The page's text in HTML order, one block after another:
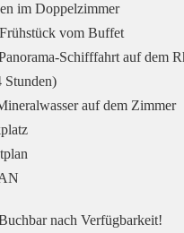
im Doppelzimmer
vom Buffet
Schifffahrt auf dem
Stunden)
auf dem Zimmer
nach Verfügbarkeit!